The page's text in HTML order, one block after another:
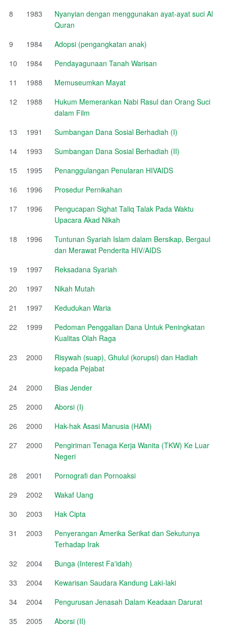
8
1983
Nyanyian dengan menggunakan ayat-ayat suci Al
Quran
9
1984
Adopsi (pengangkatan anak)
10
1984
Pendayagunaan Tanah Warisan
11
1988
Memuseumkan Mayat
12
1988
Hukum Memerankan Nabi Rasul dan Orang Suci
dalam Film
13
1991
Sumbangan Dana Sosial Berhadiah (I)
14
1993
Sumbangan Dana Sosial Berhadiah (II)
15
1995
Penanggulangan Penularan HIVAIDS
16
1996
Prosedur Pernikahan
17
1996
Pengucapan Sighat Taliq Talak Pada Waktu
Upacara Akad Nikah
18
1996
Tuntunan Syariah Islam dalam Bersikap, Bergaul
dan Merawat Penderita HIV/AIDS
19
1997
Reksadana Syariah
20
1997
Nikah Mutah
21
1997
Kedudukan Waria
22
1999
Pedoman Penggalian Dana Untuk Peningkatan
Kualitas Olah Raga
23
2000
Risywah (suap), Ghulul (korupsi) dan Hadiah
kepada Pejabat
24
2000
Bias Jender
25
2000
Aborsi (I)
26
2000
Hak-hak Asasi Manusia (HAM)
27
2000
Pengiriman Tenaga Kerja Wanita (TKW) Ke Luar
Negeri
28
2001
Pornografi dan Pornoaksi
29
2002
Wakaf Uang
30
2003
Hak Cipta
31
2003
Penyerangan Amerika Serikat dan Sekutunya
Terhadap Irak
32
2004
Bunga (Interest Fa'idah)
33
2004
Kewarisan Saudara Kandung Laki-laki
34
2004
Pengurusan Jenasah Dalam Keadaan Darurat
35
2005
Aborsi (II)